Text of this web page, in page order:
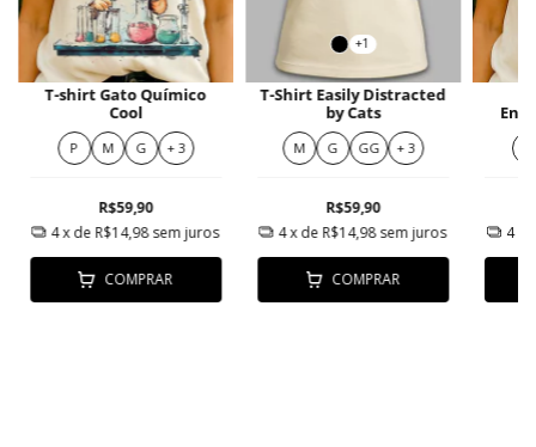
T-shirt Gato Químico
Cool
P M G + 3
R$59,90
4x de R$14,98 sem juros
COMPRAR
+1
T-Shirt Easily Distracted
by Cats
M G GG + 3
R$59,90
4x de R$14,98sem juros
COMPRAR
4